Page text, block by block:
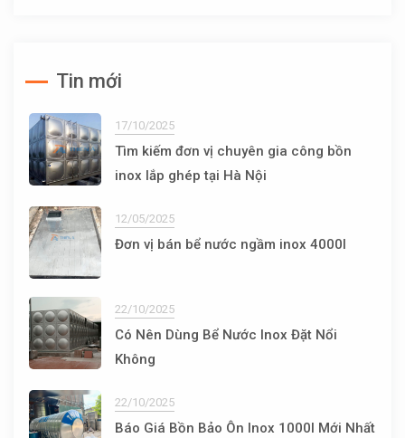
Tin mới
17/10/2025
Tìm kiếm đơn vị chuyên gia công bồn
inox lắp ghép tại Hà Nội
12/05/2025
Đơn vị bán bể nước ngầm inox 4000l
22/10/2025
Có Nên Dùng Bể Nước Inox Đặt Nổi
Không
22/10/2025
Báo Giá Bồn Bảo Ôn Inox 1000l Mới Nhất